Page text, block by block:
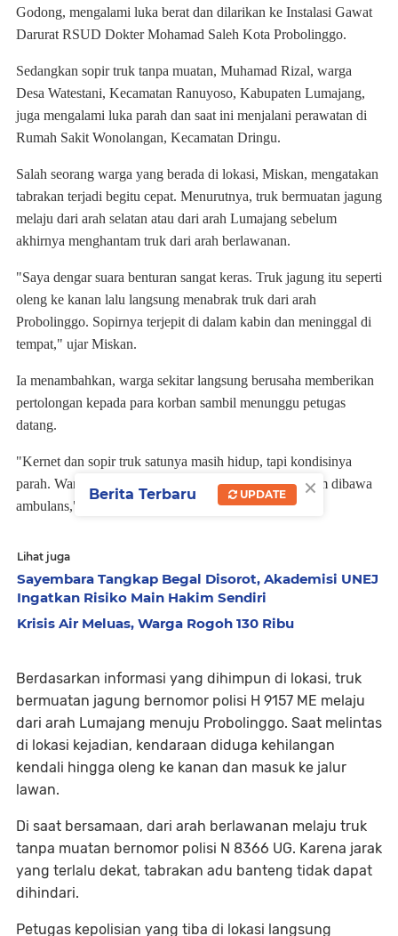
Godong, mengalami luka berat dan dilarikan ke Instalasi Gawat
Darurat RSUD Dokter Mohamad Saleh Kota Probolinggo.
Sedangkan sopir truk tanpa muatan, Muhamad Rizal, warga
Desa Watestani, Kecamatan Ranuyoso, Kabupaten Lumajang,
juga mengalami luka parah dan saat ini menjalani perawatan di
Rumah Sakit Wonolangan, Kecamatan Dringu.
Salah seorang warga yang berada di lokasi, Miskan, mengatakan
tabrakan terjadi begitu cepat. Menurutnya, truk bermuatan jagung
melaju dari arah selatan atau dari arah Lumajang sebelum
akhirnya menghantam truk dari arah berlawanan.
"Saya dengar suara benturan sangat keras. Truk jagung itu seperti
oleng ke kanan lalu langsung menabrak truk dari arah
Probolinggo. Sopirnya terjepit di dalam kabin dan meninggal di
tempat," ujar Miskan.
Ia menambahkan, warga sekitar langsung berusaha memberikan
pertolongan kepada para korban sambil menunggu petugas
datang.
"Kernet dan sopir truk satunya masih hidup, tapi kondisinya
parah. Warga membantu mengeluarkan korban sebelum dibawa
ambulans," imbuhnya.
Lihat juga
Sayembara Tangkap Begal Disorot, Akademisi UNEJ
Ingatkan Risiko Main Hakim Sendiri
Krisis Air Meluas, Warga Rogoh 130 Ribu
Berdasarkan informasi yang dihimpun di lokasi, truk
bermuatan jagung bernomor polisi H 9157 ME melaju
dari arah Lumajang menuju Probolinggo. Saat melintas
di lokasi kejadian, kendaraan diduga kehilangan
kendali hingga oleng ke kanan dan masuk ke jalur
lawan.
Di saat bersamaan, dari arah berlawanan melaju truk
tanpa muatan bernomor polisi N 8366 UG. Karena jarak
yang terlalu dekat, tabrakan adu banteng tidak dapat
dihindari.
Petugas kepolisian yang tiba di lokasi langsung
×
Berita Terbaru UPDATE